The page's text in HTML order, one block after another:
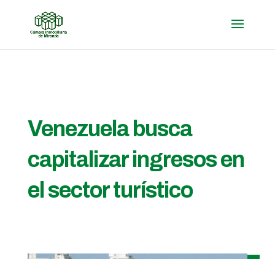
Venezuela busca
capitalizar ingresos en
el sector turístico